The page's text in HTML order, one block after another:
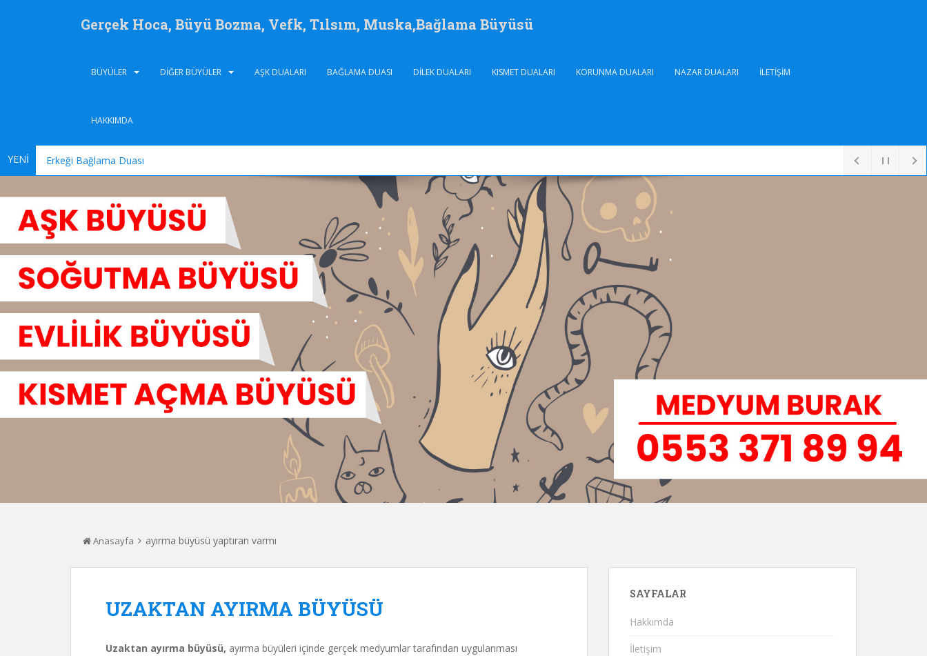
Gerçek Hoca, Büyü Bozma, Vefk, Tılsım, Muska,Bağlama Büyüsü
BÜYÜLER DIĞER BÜYÜLER AŞK DUALARI BAĞLAMA DUASI DILEK DUALARI KISMET DUALARI KORUNMA DUALARI NAZAR DUALARI İLETIŞIM
HAKKIMDA
YENİ Erkeği Bağlama Duası
Anasayfa ayırma büyüsü yaptıran varmı
UZAKTAN AYIRMA BÜYÜSÜ
Uzaktan ayırma büyüsü, ayırma büyüleri içinde gerçek medyumlar tarafından uygulanması
SAYFALAR
Hakkımda
İletişim